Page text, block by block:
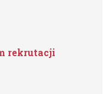
rekrutacji